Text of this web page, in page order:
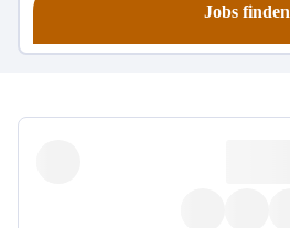
Jobs finden